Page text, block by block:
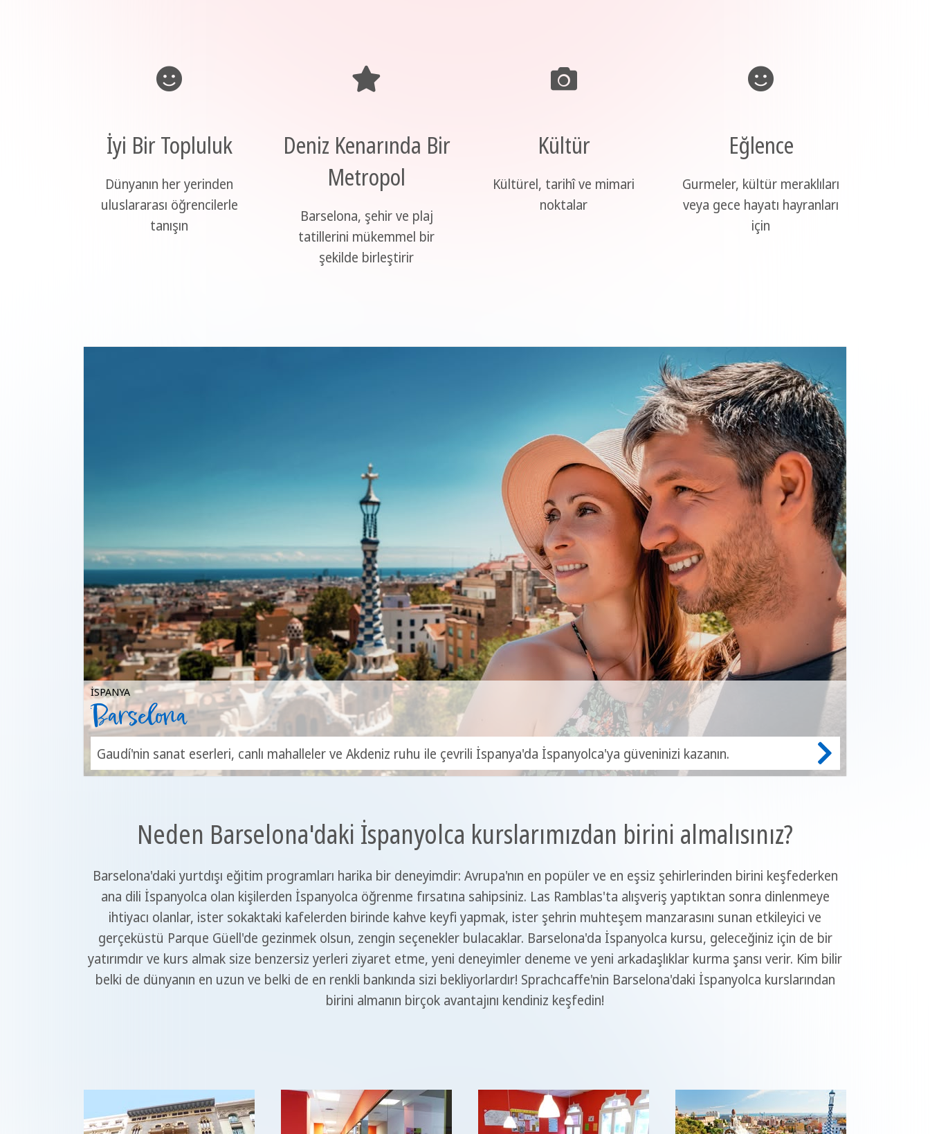
İyi Bir Topluluk
Dünyanın her yerinden
uluslararası öğrencilerle
tanışın
Deniz Kenarında Bir
Metropol
Barselona, şehir ve plaj
tatillerini mükemmel bir
şekilde birleştirir
Kültür
Kültürel, tarihî ve mimari
noktalar
Eğlence
Gurmeler, kültür meraklıları
veya gece hayatı hayranları
için
İSPANYA
Barselona
Gaudí'nin sanat eserleri, canlı mahalleler ve Akdeniz ruhu ile çevrili İspanya'da İspanyolca'ya güveninizi kazanın.
Neden Barselona'daki İspanyolca kurslarımızdan birini almalısınız?
Barselona'daki yurtdışı eğitim programları harika bir deneyimdir: Avrupa'nın en popüler ve en eşsiz şehirlerinden birini keşfederken
ana dili İspanyolca olan kişilerden İspanyolca öğrenme fırsatına sahipsiniz. Las Ramblas'ta alışveriş yaptıktan sonra dinlenmeye
ihtiyacı olanlar, ister sokaktaki kafelerden birinde kahve keyfi yapmak, ister şehrin muhteşem manzarasını sunan etkileyici ve
gerçeküstü Parque Güell'de gezinmek olsun, zengin seçenekler bulacaklar. Barselona'da İspanyolca kursu, geleceğiniz için de bir
yatırımdır ve kurs almak size benzersiz yerleri ziyaret etme, yeni deneyimler deneme ve yeni arkadaşlıklar kurma şansı verir. Kim bilir
belki de dünyanın en uzun ve belki de en renkli bankında sizi bekliyorlardır! Sprachcaffe'nin Barselona'daki İspanyolca kurslarından
birini almanın birçok avantajını kendiniz keşfedin!